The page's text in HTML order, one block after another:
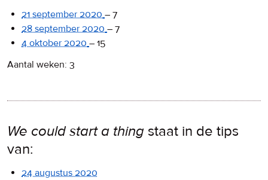
21 september 2020 – 7
28 september 2020 – 7
4 oktober 2020 – 15
Aantal weken: 3
We could start a thing staat in de tips
van:
24 augustus 2020